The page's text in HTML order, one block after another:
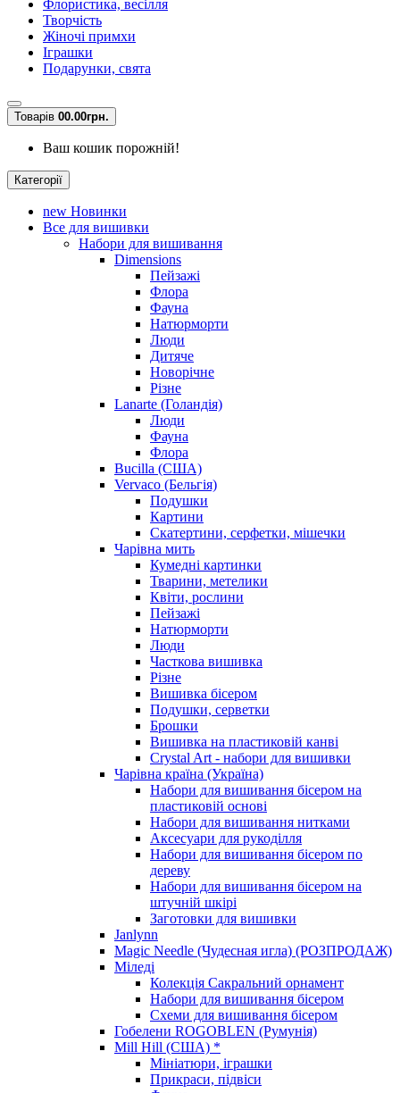
Флористика, весілля
Творчість
Жіночі примхи
Іграшки
Подарунки, свята
Товарів 00.00грн.
Ваш кошик порожній!
Категорії
new Новинки
Все для вишивки
Набори для вишивання
Dimensions
Пейзажі
Флора
Фауна
Натюрморти
Люди
Дитяче
Новорічне
Різне
Lanarte (Голандія)
Люди
Фауна
Флора
Bucilla (США)
Vervaco (Бельгія)
Подушки
Картини
Скатертини, серфетки, мішечки
Чарiвна мить
Кумедні картинки
Тварини, метелики
Квіти, рослини
Пейзажі
Натюрморти
Люди
Часткова вишивка
Різне
Вишивка бісером
Подушки, серветки
Брошки
Вишивка на пластиковій канві
Crystal Art - набори для вишивки
Чарівна країна (Україна)
Набори для вишивання бісером на
пластиковій основі
Набори для вишивання нитками
Аксесуари для рукоділля
Набори для вишивання бісером по
дереву
Набори для вишивання бісером на
штучній шкірі
Заготовки для вишивки
Janlynn
Magic Needle (Чудесная игла) (РОЗПРОДАЖ)
Міледі
Колекція Сакральний орнамент
Набори для вишивання бісером
Схеми для вишивання бісером
Гобелени ROGOBLEN (Румунія)
Mill Hill (США) *
Мініатюри, іграшки
Прикраси, підвіси